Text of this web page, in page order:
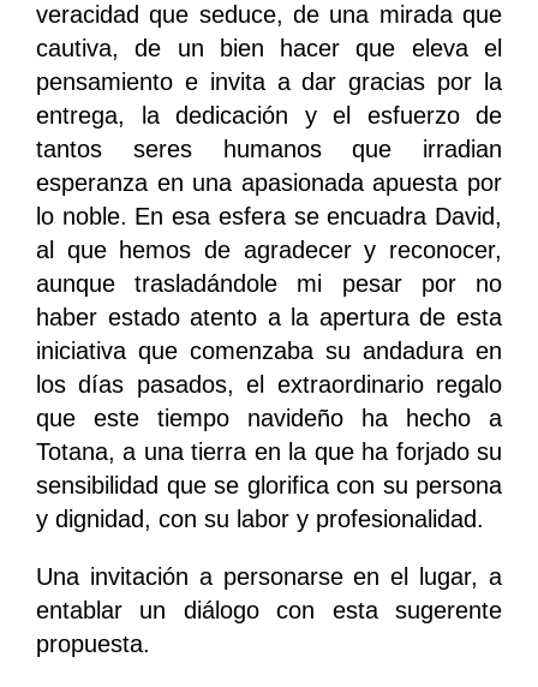
veracidad que seduce, de una mirada que
cautiva, de un bien hacer que eleva el
pensamiento e invita a dar gracias por la
entrega, la dedicación y el esfuerzo de
tantos seres humanos que irradian
esperanza en una apasionada apuesta por
lo noble. En esa esfera se encuadra David,
al que hemos de agradecer y reconocer,
aunque trasladándole mi pesar por no
haber estado atento a la apertura de esta
iniciativa que comenzaba su andadura en
los días pasados, el extraordinario regalo
que este tiempo navideño ha hecho a
Totana, a una tierra en la que ha forjado su
sensibilidad que se glorifica con su persona
y dignidad, con su labor y profesionalidad.
Una invitación a personarse en el lugar, a
entablar un diálogo con esta sugerente
propuesta.